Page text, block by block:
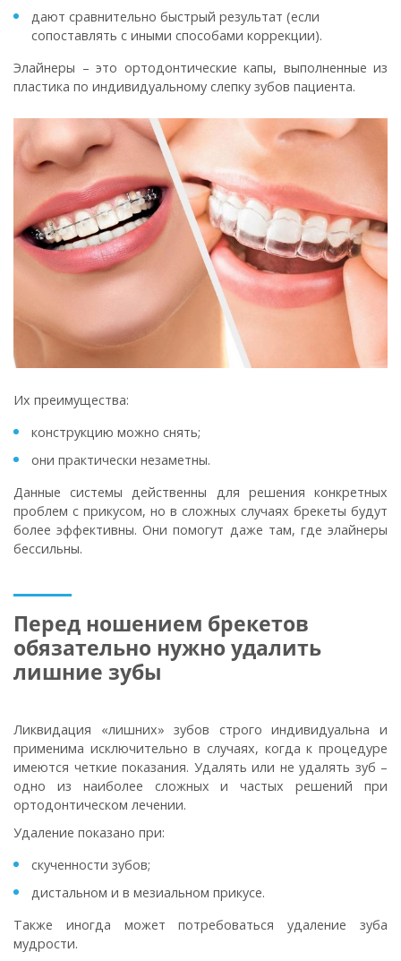
дают сравнительно быстрый результат (если
сопоставлять с иными способами коррекции).
Элайнеры – это ортодонтические капы, выполненные из
пластика по индивидуальному слепку зубов пациента.
Их преимущества:
конструкцию можно снять;
они практически незаметны.
Данные системы действенны для решения конкретных
проблем с прикусом, но в сложных случаях брекеты будут
более эффективны. Они помогут даже там, где элайнеры
бессильны.
Перед ношением брекетов
обязательно нужно удалить
лишние зубы
Ликвидация «лишних» зубов строго индивидуальна и
применима исключительно в случаях, когда к процедуре
имеются четкие показания. Удалять или не удалять зуб –
одно из наиболее сложных и частых решений при
ортодонтическом лечении.
Удаление показано при:
скученности зубов;
дистальном и в мезиальном прикусе.
Также иногда может потребоваться удаление зуба
мудрости.